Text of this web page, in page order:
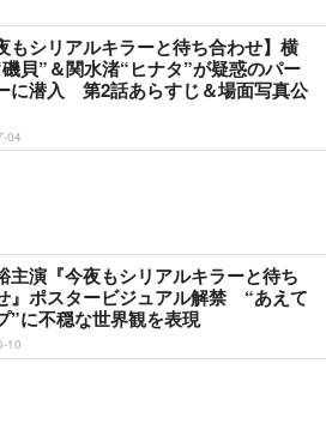
もシリアルキラーと待ち合わせ】横
貝”＆関水渚“ヒナタ”が疑惑のパー
に潜入 第2話あらすじ＆場面写真公
04
主演『今夜もシリアルキラーと待ち
』ポスタービジュアル解禁 “あえて
”に不穏な世界観を表現
10